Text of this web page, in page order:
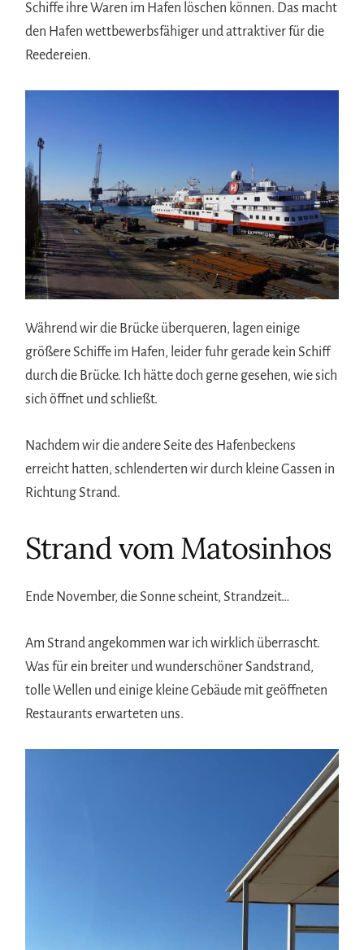
Schiffe ihre Waren im Hafen löschen können. Das macht
den Hafen wettbewerbsfähiger und attraktiver für die
Reedereien.
Während wir die Brücke überqueren, lagen einige
größere Schiffe im Hafen, leider fuhr gerade kein Schiff
durch die Brücke. Ich hätte doch gerne gesehen, wie sich
sich öffnet und schließt.
Nachdem wir die andere Seite des Hafenbeckens
erreicht hatten, schlenderten wir durch kleine Gassen in
Richtung Strand.
Strand vom Matosinhos
Ende November, die Sonne scheint, Strandzeit…
Am Strand angekommen war ich wirklich überrascht.
Was für ein breiter und wunderschöner Sandstrand,
tolle Wellen und einige kleine Gebäude mit geöffneten
Restaurants erwarteten uns.